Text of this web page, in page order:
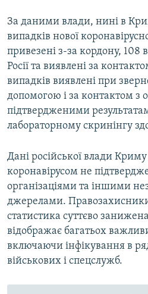
За даними влади, нині в
випадків нової
привезені з-за кордону, 108
Росії та виявлені за
випадків виявлені при
допомогою і за контактом з
підтвердженими
лабораторному скринінгу
Дані російської влади
коронавірусом не
організаціями та іншими
джерелами.
статистика суттєво
відображає багатьох
включаючи інфікування в
військових і спецслужб.